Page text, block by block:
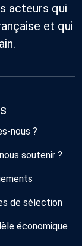
acteurs qui
et qui
nous ?
soutenir ?
de sélection
économique